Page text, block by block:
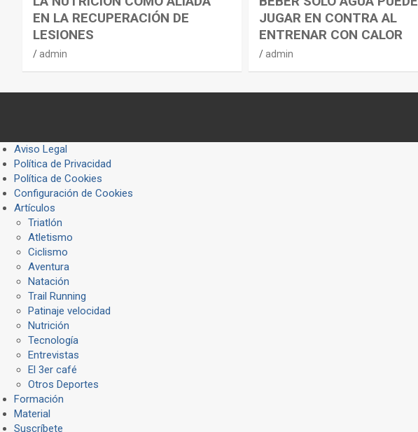
EN LA RECUPERACIÓN DE
LESIONES
admin
JUGAR EN CONTRA AL
ENTRENAR CON CALOR
admin
Aviso Legal
Política de Privacidad
Política de Cookies
Configuración de Cookies
Artículos
Triatlón
Atletismo
Ciclismo
Aventura
Natación
Trail Running
Patinaje velocidad
Nutrición
Tecnología
Entrevistas
El 3er café
Otros Deportes
Formación
Material
Suscríbete